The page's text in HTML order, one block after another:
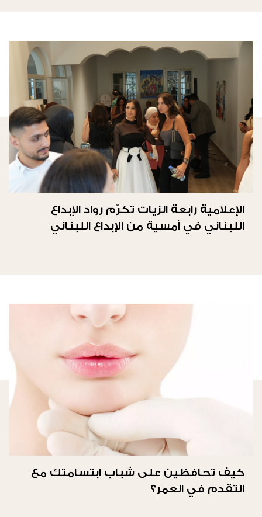
الإعلامية رابعة الزيات تكرّم رواد الإبداع
اللبناني في أمسية من الإبداع اللبناني
كيف تحافظين على شباب ابتسامتك مع
التقدم في العمر؟